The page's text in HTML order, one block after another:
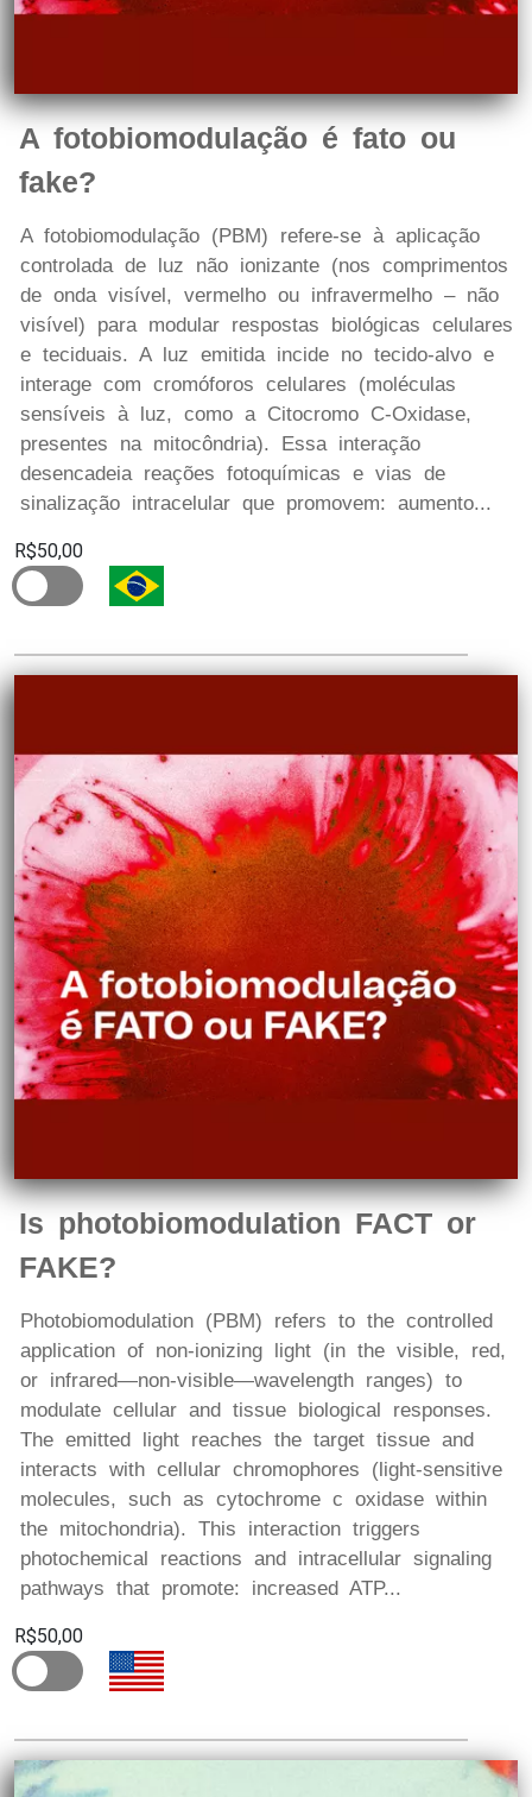
A fotobiomodulação é fato ou
fake?
A fotobiomodulação (PBM) refere-se à aplicação
controlada de luz não ionizante (nos comprimentos
de onda visível, vermelho ou infravermelho – não
visível) para modular respostas biológicas celulares
e teciduais. A luz emitida incide no tecido-alvo e
interage com cromóforos celulares (moléculas
sensíveis à luz, como a Citocromo C-Oxidase,
presentes na mitocôndria). Essa interação
desencadeia reações fotoquímicas e vias de
sinalização intracelular que promovem: aumento...
R$50,00
Is photobiomodulation FACT or
FAKE?
P hotobiomodulation (PBM) refers to the controlled
application of non-ionizing light (in the visible, red,
or infrared—non-visible—wavelength ranges) to
modulate cellular and tissue biological responses.
The emitted light reaches the target tissue and
interacts with cellular chromophores (light-sensitive
molecules, such as cytochrome c oxidase within
the mitochondria). This interaction triggers
photochemical reactions and intracellular signaling
pathways that promote: increased ATP...
R$50,00